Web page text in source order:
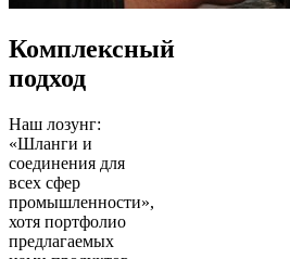
Комплексный
подход
Наш лозунг:
«Шланги и
соединения для
всех сфер
промышленности»,
хотя портфолио
предлагаемых